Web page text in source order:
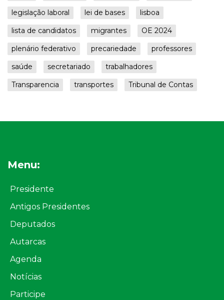
legislação laboral
lei de bases
lisboa
lista de candidatos
migrantes
OE 2024
plenário federativo
precariedade
professores
saúde
secretariado
trabalhadores
Transparencia
transportes Tribunal de Contas
Menu:
Presidente
Antigos Presidentes
Deputados
Autarcas
Agenda
Notícias
Participe